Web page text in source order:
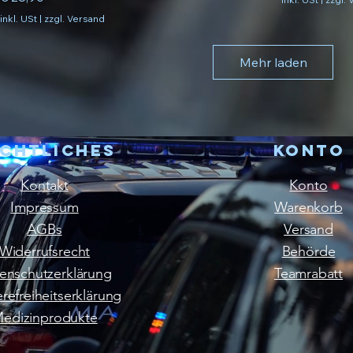
inkl. USt| zzgl. Versand
Mehr laden
Kontakt
Impressum
AGBs
Konto
Konto
Warenkorb
Versand
Behörde
Teamrabatt